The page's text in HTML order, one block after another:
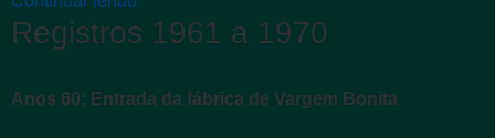
Registros 1961 a 1970
Anos 60: Entrada da fábrica de Vargem Bonita